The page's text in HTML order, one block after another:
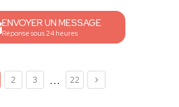
ENVOYER UN MESSAGE
Réponse sous 24 heures
2 3 ... 22